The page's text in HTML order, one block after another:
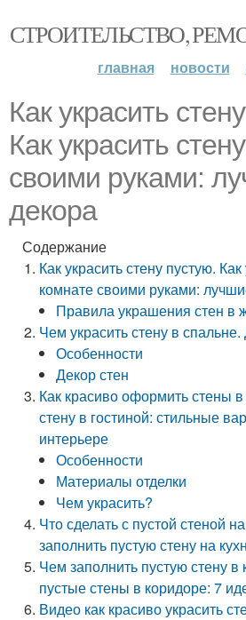
СТРОИТЕЛЬСТВО,
главная новости
Как украсить
Как украсить
своими руками:
декора
Содержание
Как украсить стену пустую.
комнате своими руками:
Правила украшения стен
Чем украсить стену в
Особенности
Декор стен
Как красиво оформить стены
стену в гостиной: стильные
интерьере
Особенности
Материалы отделки
Чем украсить?
Что сделать с пустой стеной
заполнить пустую стену на
Чем заполнить пустую стену
пустые стены в коридоре: 7
Видео как красиво украсить